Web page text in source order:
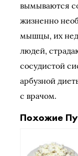
вымываются
жизненно
мышцы, их
людей,
сосудистой
арбузной
с врачом.
Похожие